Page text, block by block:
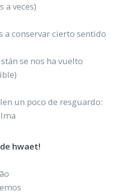
a veces)
a conservar cierto sentido
se nos ha vuelto
un poco de resguardo:
hwaet!